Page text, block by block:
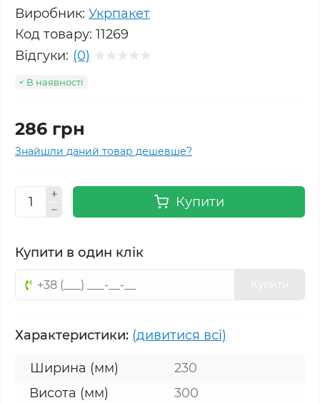
Виробник: Укрпакет
Код товару: 11269
Відгуки: (0)
В наявності
286 грн
Знайшли даний товар дешевше?
Купити
Купити в один клік
Характеристики: (дивитися всі)
Ширина (мм)
230
Висота (мм)
300